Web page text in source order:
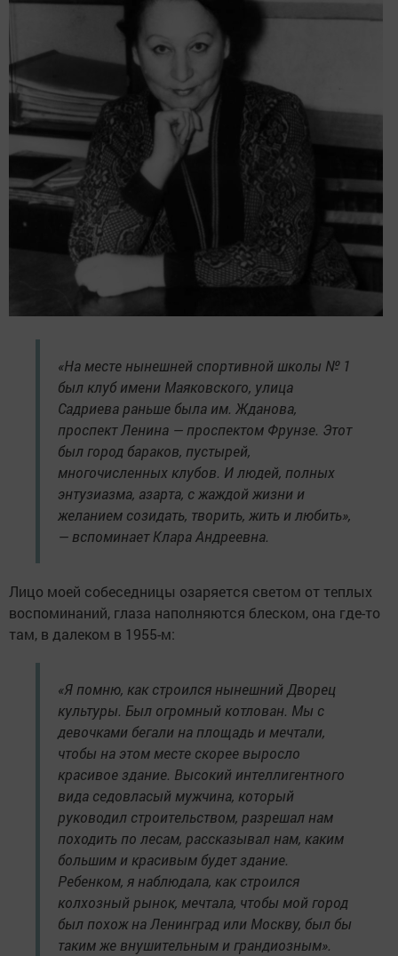
«На месте нынешней спортивной школы № 1
был клуб имени Маяковского, улица
Садриева раньше была им. Жданова,
проспект Ленина — проспектом Фрунзе. Этот
был город бараков, пустырей,
многочисленных клубов. И людей, полных
энтузиазма, азарта, с жаждой жизни и
желанием созидать, творить, жить и любить»,
— вспоминает Клара Андреевна.
Лицо моей собеседницы озаряется светом от теплых
воспоминаний, глаза наполняются блеском, она где-то
там, в далеком в 1955-м:
«Я помню, как строился нынешний Дворец
культуры. Был огромный котлован. Мы с
девочками бегали на площадь и мечтали,
чтобы на этом месте скорее выросло
красивое здание. Высокий интеллигентного
вида седовласый мужчина, который
руководил строительством, разрешал нам
походить по лесам, рассказывал нам, каким
большим и красивым будет здание.
Ребенком, я наблюдала, как строился
колхозный рынок, мечтала, чтобы мой город
был похож на Ленинград или Москву, был бы
таким же внушительным и грандиозным».